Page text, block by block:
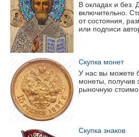
В окладах и без.
включительно.
от состояния,
или подписи
Скупка монет
У нас вы можете
монеты, получив
рыночную
Скупка знаков